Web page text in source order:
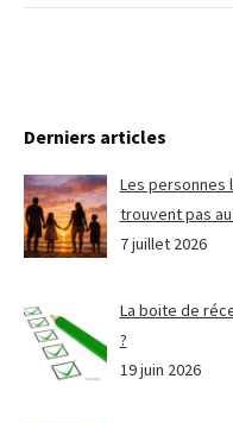
Derniers articles
Les personnes
trouvent pas
7 juillet 2026
La boite de
?
19 juin 2026